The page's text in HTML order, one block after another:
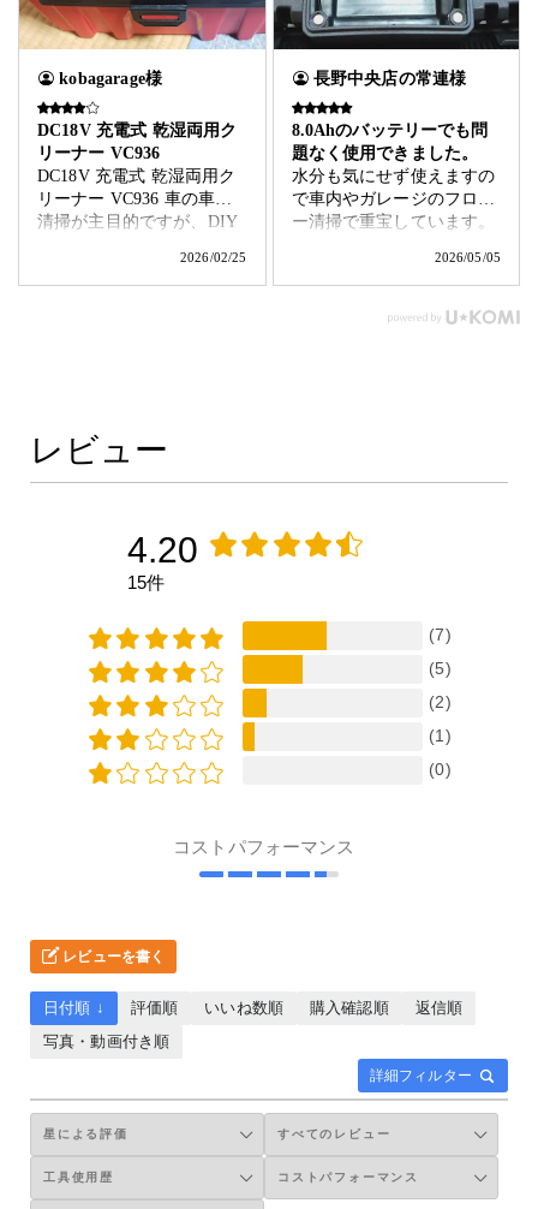
kobagarage様
DC18V 充電式 乾湿両用ク
リーナー VC936
DC18V 充電式 乾湿両用ク
リーナー VC936 車の車内
清掃が主目的ですが、DIY
ので、今後使用していきた
いと思います。 バッテリー
2026/02/25
長野中央店の常連様
8.0Ahのバッテリーでも問
題なく使用できました。
水分も気にせず使えますの
で車内やガレージのフロア
ー清掃で重宝しています。
ラスチックの強度や耐久性
が少し心配なので補修部品
として確保いただきたいの
のでこのような据え置き型
のツールとの相性がとても
2026/05/05
レビュー
4.20
15件
(7)
(5)
(2)
(1)
(0)
コストパフォーマンス
レビューを書く
詳細フィルター
日付順 ↓ 評価順 いいね数順 購入確認順
返信順
写真・動画付き順